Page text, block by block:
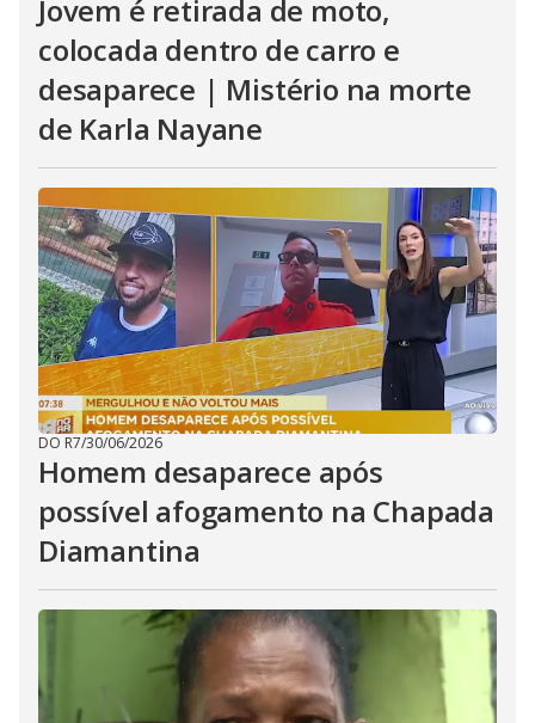
Jovem é retirada de moto,
colocada dentro de carro e
desaparece | Mistério na morte
de Karla Nayane
DO R7/30/06/2026
Homem desaparece após
possível afogamento na Chapada
Diamantina